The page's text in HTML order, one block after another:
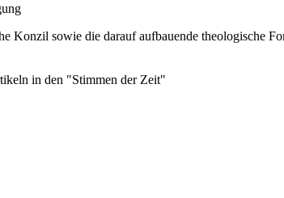
Konzil sowie die darauf aufbauende theologische
in den "Stimmen der Zeit"